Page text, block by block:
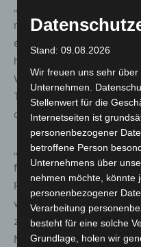
„Der Klimawandel
machen sich immer
eine Herausforderung für
haben wir in Deutschland
Wasserressourcen, um
Trinkwasser zu decken,
die Folgen des
„Um die
flächendeckend zu
Regionen die
werden. Hierzu
zum Beispiel in neue
Neubau von Talsperren,
Stand: 09.08.2026
Wir freuen uns sehr
Unternehmen.
Stellenwert für die
Internetseiten ist
personenbezogener
betroffene Person
Unternehmens über
nehmen möchte, könnte
personenbezogener
Verarbeitung
besteht für eine solche
Grundlage, holen wir